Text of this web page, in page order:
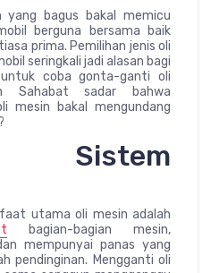
yang bagus bakal memicu
berguna bersama baik
prima. Pemilihan jenis oli
seringkali jadi alasan bagi
coba gonta-ganti oli
Sahabat sadar bahwa
mesin bakal mengundang
Sistem
utama oli mesin adalah
bagian-bagian mesin,
mempunyai panas yang
pendinginan. Mengganti oli